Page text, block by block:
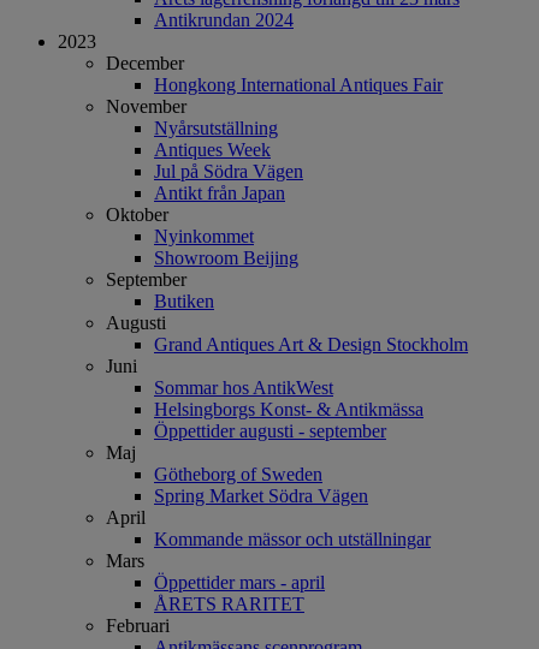
Antikrundan 2024
2023
December
Hongkong International Antiques Fair
November
Nyårsutställning
Antiques Week
Jul på Södra Vägen
Antikt från Japan
Oktober
Nyinkommet
Showroom Beijing
September
Butiken
Augusti
Grand Antiques Art & Design Stockholm
Juni
Sommar hos AntikWest
Helsingborgs Konst- & Antikmässa
Öppettider augusti - september
Maj
Götheborg of Sweden
Spring Market Södra Vägen
April
Kommande mässor och utställningar
Mars
Öppettider mars - april
ÅRETS RARITET
Februari